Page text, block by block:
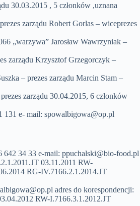
30.03.2015 , 5 członków ,uznana
zarządu Robert Gorlas – wiceprezes
„warzywa” Jarosław Wawrzyniak –
zarządu Krzysztof Grzegorczyk –
– prezes zarządu Marcin Stam –
zarządu 30.04.2015, 6 członków
131 e- mail: spowalbigowa@op.pl
642 34 33 e-mail: ppuchalski@bio-food.pl
03.11.2011 RW-
RG-IV.7166.2.1.2014.JT
adres do korespondencji:
RW-I.7166.3.1.2012.JT